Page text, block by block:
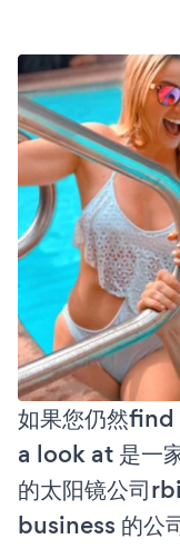
如果您仍然
a look at 是一
的太阳镜公司
business 的公